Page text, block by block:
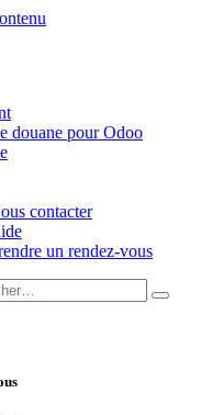
douane pour Odoo
contacter
un rendez-vous